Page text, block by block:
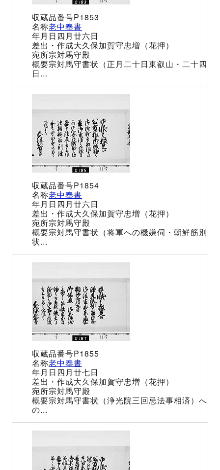
P1853
老中奉書
四月廿六日
大久保加賀守忠増（花押）
宗対馬守殿
宗対馬守書状（正月二十日東叡山・二十四
日...
P1854
老中奉書
四月廿六日
大久保加賀守忠増（花押）
宗対馬守殿
宗対馬守書状（将軍への機嫌伺・朝鮮筋別
状...
P1855
老中奉書
四月廿七日
大久保加賀守忠増（花押）
宗対馬守殿
宗対馬守書状（浄光院三回忌法事相済）へ
の...